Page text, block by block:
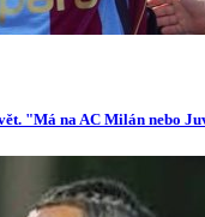
"Má na AC Milán nebo